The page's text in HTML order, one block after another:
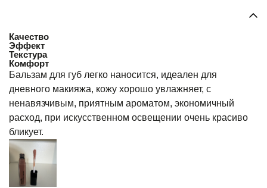
Качество
Эффект
Текстура
Комфорт
Бальзам для губ легко наносится, идеален для
дневного макияжа, кожу хорошо увлажняет, с
ненавязчивым, приятным ароматом, экономичный
расход, при искусственном освещении очень красиво
бликует.